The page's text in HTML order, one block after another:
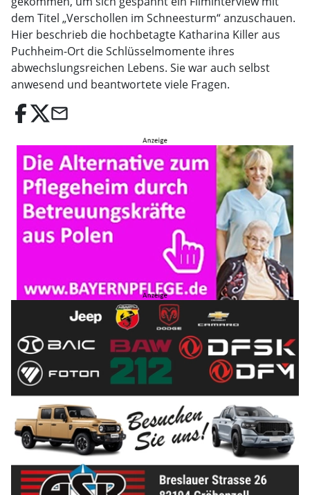
dem Titel „Verschollen im Schneesturm“ anzuschauen.
Hier beschrieb die hochbetagte Katharina Killer aus
Puchheim-Ort die Schlüsselmomente ihres
abwechslungsreichen Lebens. Sie war auch selbst
anwesend und beantwortete viele Fragen.
email